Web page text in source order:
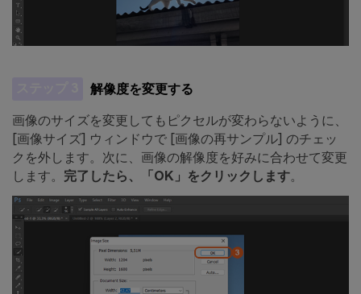
解像度を変更する
画像のサイズを変更してもピクセルが変わらないように、
[画像サイズ] ウィンドウで [画像の再サンプル] のチェッ
クを外します。次に、画像の解像度を好みに合わせて変更
します。 完了したら、「OK」をクリックします。